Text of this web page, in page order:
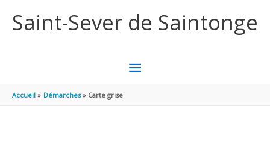
Saint-Sever de Saintonge
MENU
Accueil Démarches Carte grise